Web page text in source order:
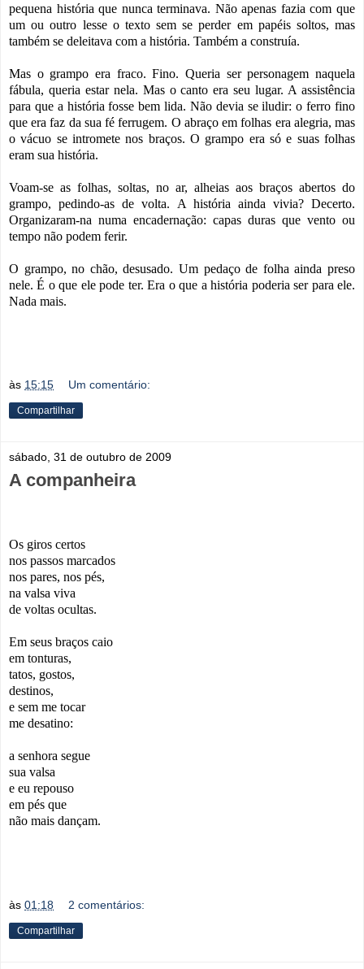
pequena história que nunca terminava. Não apenas fazia com que
um ou outro lesse o texto sem se perder em papéis soltos, mas
também se deleitava com a história. Também a construía.
Mas o grampo era fraco. Fino. Queria ser personagem naquela
fábula, queria estar nela. Mas o canto era seu lugar. A assistência
para que a história fosse bem lida. Não devia se iludir: o ferro fino
que era faz da sua fé ferrugem. O abraço em folhas era alegria, mas
o vácuo se intromete nos braços. O grampo era só e suas folhas
eram sua história.
Voam-se as folhas, soltas, no ar, alheias aos braços abertos do
grampo, pedindo-as de volta. A história ainda vivia? Decerto.
Organizaram-na numa encadernação: capas duras que vento ou
tempo não podem ferir.
O grampo, no chão, desusado. Um pedaço de folha ainda preso
nele. É o que ele pode ter. Era o que a história poderia ser para ele.
Nada mais.
às 15:15 Um comentário:
Compartilhar
sábado, 31 de outubro de 2009
A companheira
Os giros certos
nos passos marcados
nos pares, nos pés,
na valsa viva
de voltas ocultas.
Em seus braços caio
em tonturas,
tatos, gostos,
destinos,
e sem me tocar
me desatino:
a senhora segue
sua valsa
e eu repouso
em pés que
não mais dançam.
às 01:18 2 comentários:
Compartilhar